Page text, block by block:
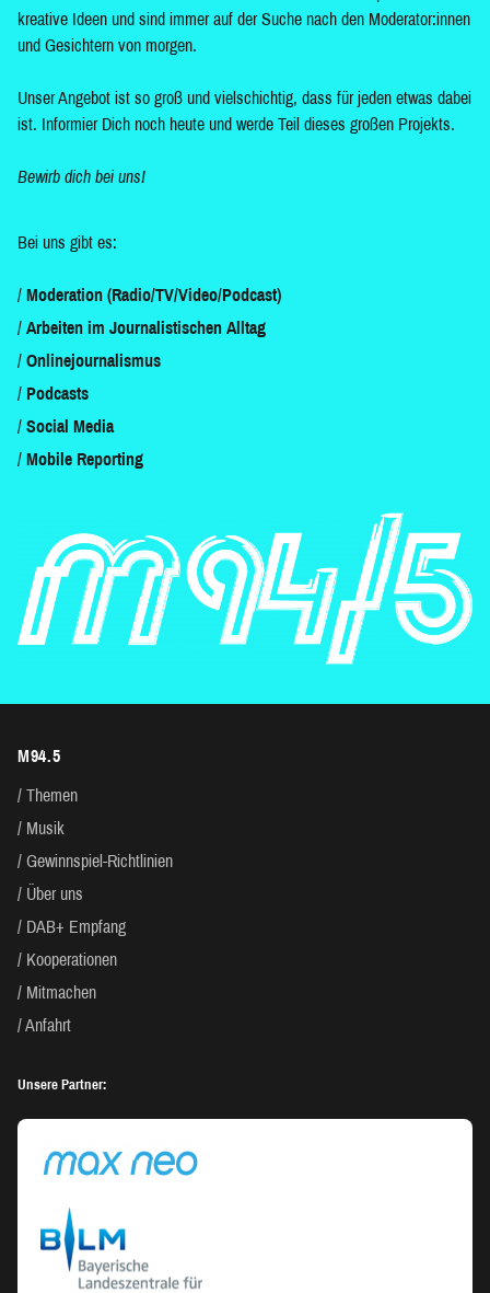
kreative Ideen und sind immer auf der Suche nach den Moderator:innen
und Gesichtern von morgen.
Unser Angebot ist so groß und vielschichtig, dass für jeden etwas dabei
ist. Informier Dich noch heute und werde Teil dieses großen Projekts.
Bewirb dich bei uns!
Bei uns gibt es:
Moderation (Radio/TV/Video/Podcast)
Arbeiten im Journalistischen Alltag
Onlinejournalismus
Podcasts
Social Media
Mobile Reporting
M94.5
Themen
Musik
Gewinnspiel-Richtlinien
Über uns
DAB+ Empfang
Kooperationen
Mitmachen
Anfahrt
Unsere Partner: